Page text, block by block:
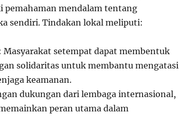
mendalam tentang
sendiri. Tindakan lokal meliputi:
Masyarakat setempat dapat membentuk
solidaritas untuk membantu mengatasi
keamanan.
dukungan dari lembaga internasional,
peran utama dalam